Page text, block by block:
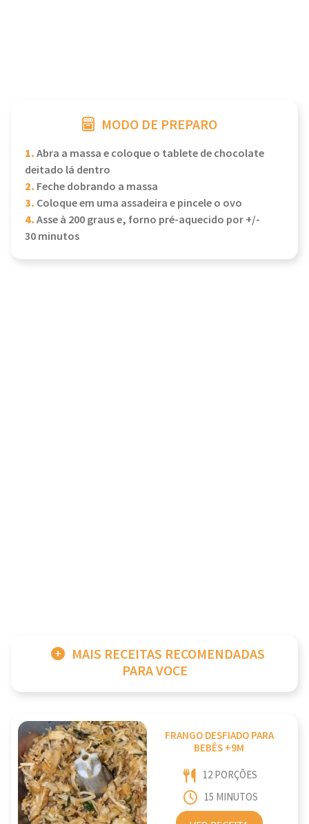
MODO DE PREPARO
1.Abra a massa e coloque o tablete de chocolate
deitado lá dentro
2. Feche dobrando a massa
3. Coloque em uma assadeira e pincele o ovo
4.Asse à 200 graus e, forno pré-aquecido por +/-
30 minutos
MAIS RECEITAS RECOMENDADAS
PARA VOCE
FRANGO DESFIADO PARA
BEBÊS +9M
12 PORÇÕES
15 MINUTOS